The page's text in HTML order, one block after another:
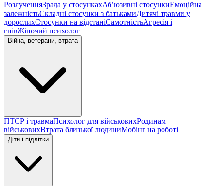
РозлученняЗрада у стосункахАбʼюзивні стосункиЕмоційна
залежністьСкладні стосунки з батькамиДитячі травми у
дорослихСтосунки на відстаніСамотністьАгресія і
гнівЖіночий психолог
Війна, ветерани, втрата
ПТСР і травмаПсихолог для військовихРодинам
військовихВтрата близької людиниМобінг на роботі
Діти і підлітки